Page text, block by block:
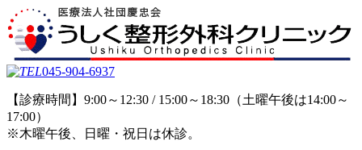
045-904-6937
【診療時間】9:00～12:30 / 15:00～18:30（土曜午後は14:00～
17:00）
※木曜午後、日曜・祝日は休診。